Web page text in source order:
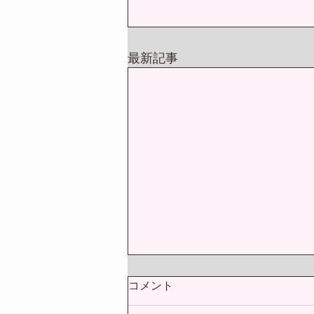
最新記事
コメント